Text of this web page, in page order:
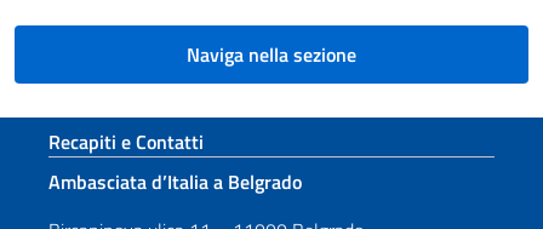
Naviga nella sezione
Sezione footer
Recapiti e Contatti
Ambasciata d’Italia a Belgrado